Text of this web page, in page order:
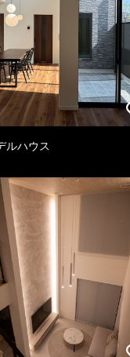
ルハウス